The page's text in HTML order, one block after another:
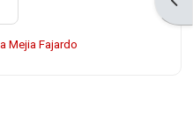
Mejia Fajardo